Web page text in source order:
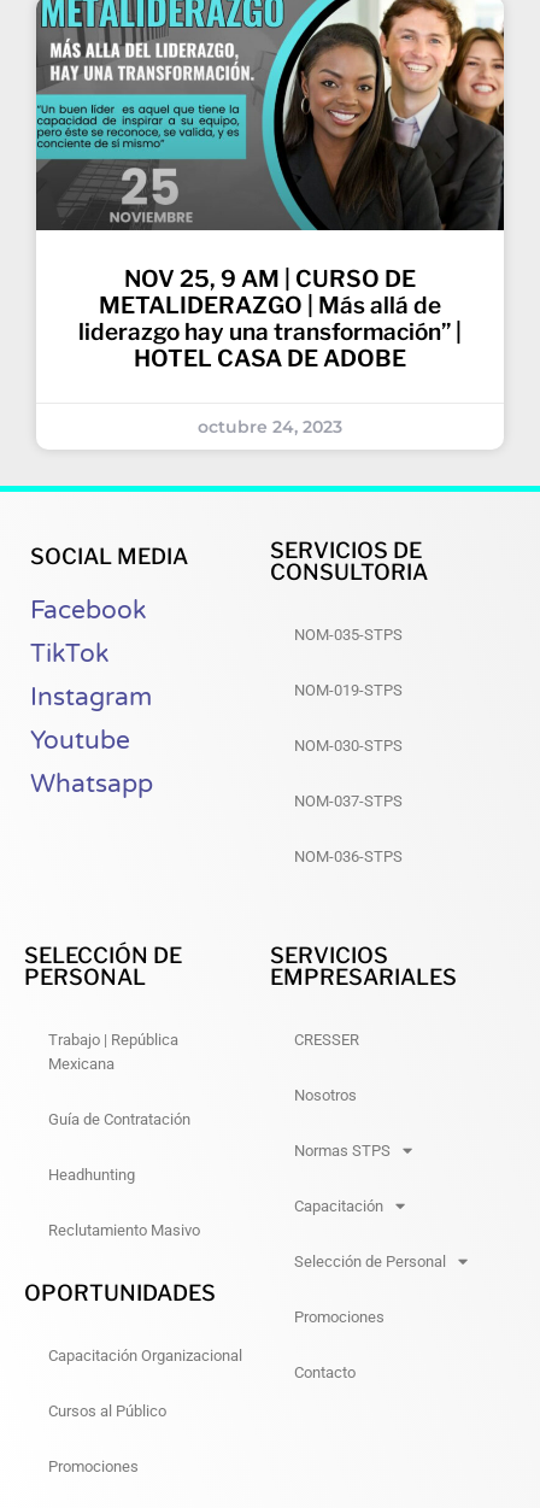
NOV 25, 9 AM | CURSO DE
METALIDERAZGO | Más allá de
liderazgo hay una transformación” |
HOTEL CASA DE ADOBE
octubre 24, 2023
SOCIAL MEDIA
Facebook
TikTok
Instagram
Youtube
Whatsapp
SERVICIOS DE
CONSULTORIA
NOM-035-STPS
NOM-019-STPS
NOM-030-STPS
NOM-037-STPS
NOM-036-STPS
SELECCIÓN DE
PERSONAL
Trabajo | República
Mexicana
Guía de Contratación
Headhunting
Reclutamiento Masivo
OPORTUNIDADES
Capacitación Organizacional
Cursos al Público
Promociones
SERVICIOS
EMPRESARIALES
CRESSER
Nosotros
Normas STPS
Capacitación
Selección de Personal
Promociones
Contacto